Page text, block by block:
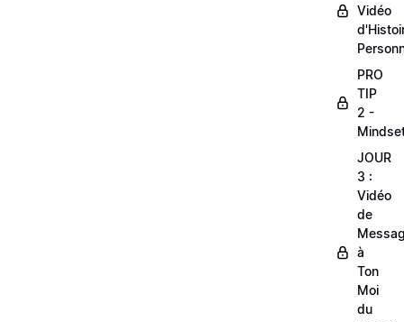
Vidéo
PRO
TIP
2 -
JOUR
3 :
Vidéo
de
à
Ton
Moi
du